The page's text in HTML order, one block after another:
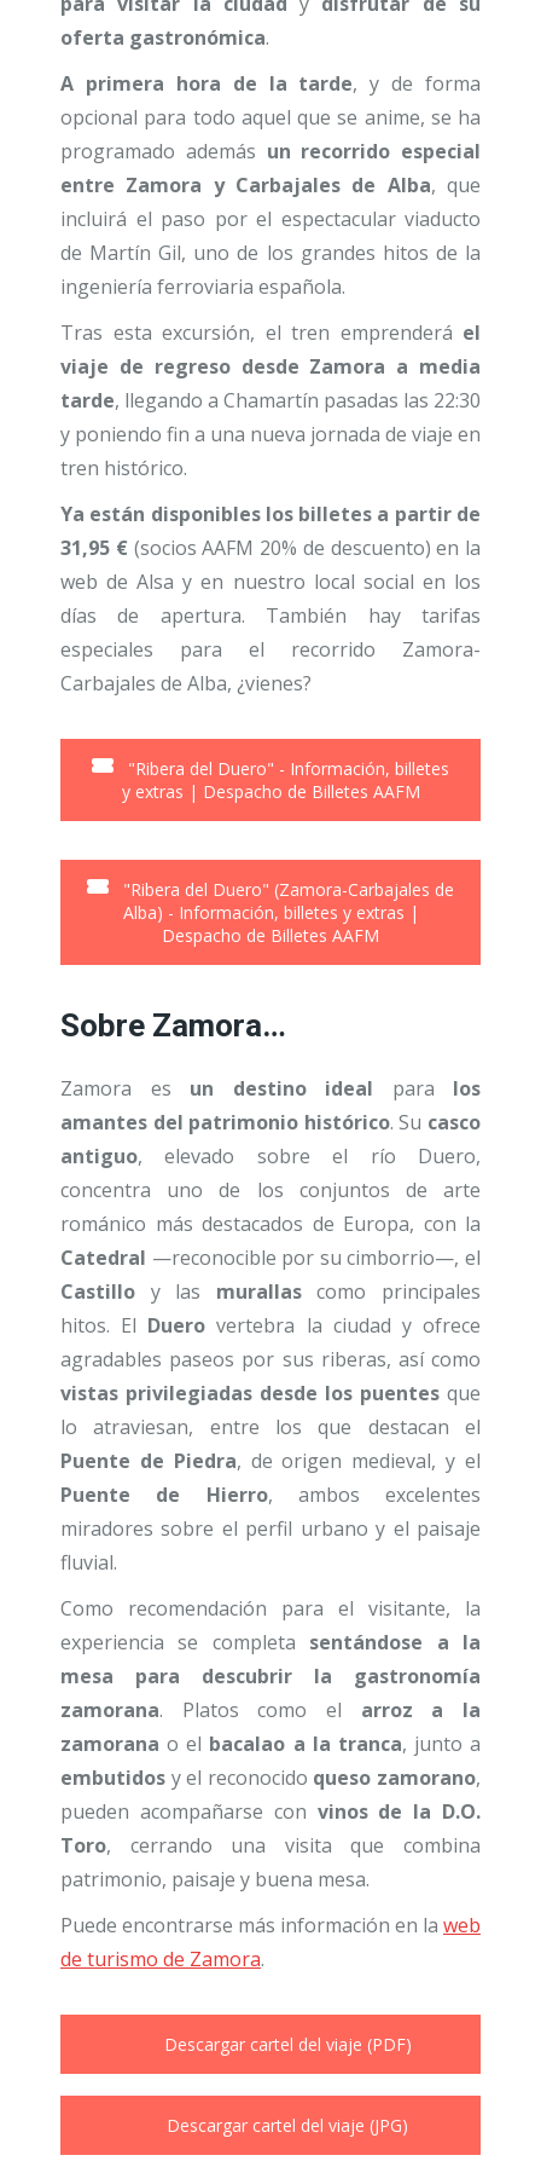
oferta gastronómica.
A primera hora de la tarde, y de forma
opcional para todo aquel que se anime, se ha
programado además un recorrido especial
entre Zamora y Carbajales de Alba, que
incluirá el paso por el espectacular viaducto
de Martín Gil, uno de los grandes hitos de la
ingeniería ferroviaria española.
Tras esta excursión, el tren emprenderá el
viaje de regreso desde Zamora a media
tarde, llegando a Chamartín pasadas las 22:30
y poniendo fin a una nueva jornada de viaje en
tren histórico.
Ya están disponibles los billetes a partir de
31,95 €(socios AAFM 20% de descuento) en la
web de Alsa y en nuestro local social en los
días de apertura. También hay tarifas
especiales para el recorrido Zamora-
Carbajales de Alba, ¿vienes?
"Ribera del Duero" - Información, billetes
y extras | Despacho de Billetes AAFM
"Ribera del Duero" (Zamora-Carbajales de
Alba) - Información, billetes y extras |
Despacho de Billetes AAFM
Sobre Zamora…
Zamora es un destino ideal para los
amantes del patrimonio histórico. Su casco
antiguo, elevado sobre el río Duero,
concentra uno de los conjuntos de arte
románico más destacados de Europa, con la
Catedral —reconocible por su cimborrio—, el
Castillo y las murallascomo principales
hitos. El Duero vertebra la ciudad y ofrece
agradables paseos por sus riberas, así como
vistas privilegiadas desde los puentes que
lo atraviesan, entre los que destacan el
Puente de Piedra, de origen medieval, y el
Puente de Hierro, ambos excelentes
miradores sobre el perfil urbano y el paisaje
fluvial.
Como recomendación para el visitante, la
experiencia se completa sentándose a la
mesa para descubrir la gastronomía
zamorana. Platos como el arroz a la
zamorana o el bacalao a la tranca, junto a
embutidos y el reconocido queso zamorano,
pueden acompañarse con vinos de la D.O.
Toro, cerrando una visita que combina
patrimonio, paisaje y buena mesa.
Puede encontrarse más información en la web
de turismo de Zamora.
Descargar cartel del viaje (PDF)
Descargar cartel del viaje (JPG)